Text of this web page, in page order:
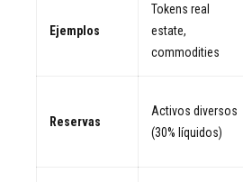
Ejemplos
Tokens real
estate,
commodities
Reservas
Activos diversos
(30% líquidos)